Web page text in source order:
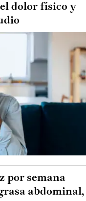
dolor físico y
por semana
abdominal,